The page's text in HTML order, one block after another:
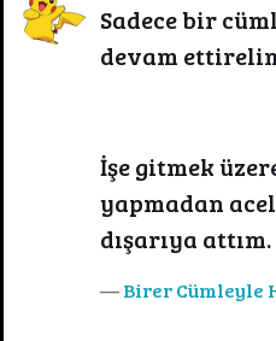
Sadece bir
devam
İşe gitmek
yapmadan
dışarıya attım.
Birer Cümleyle